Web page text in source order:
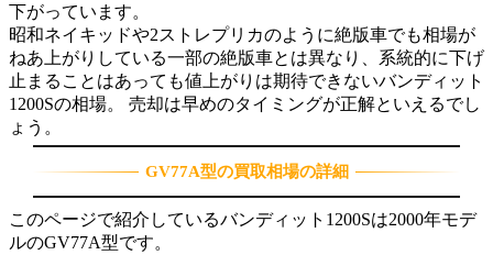
下がっています。
昭和ネイキッドや2ストレプリカのように絶版車でも相場が
ねあ上がりしている一部の絶版車とは異なり、系統的に下げ
止まることはあっても値上がりは期待できないバンディット
1200Sの相場。 売却は早めのタイミングが正解といえるでし
ょう。
GV77A型の買取相場の詳細
このページで紹介しているバンディット1200Sは2000年モデ
ルのGV77A型です。